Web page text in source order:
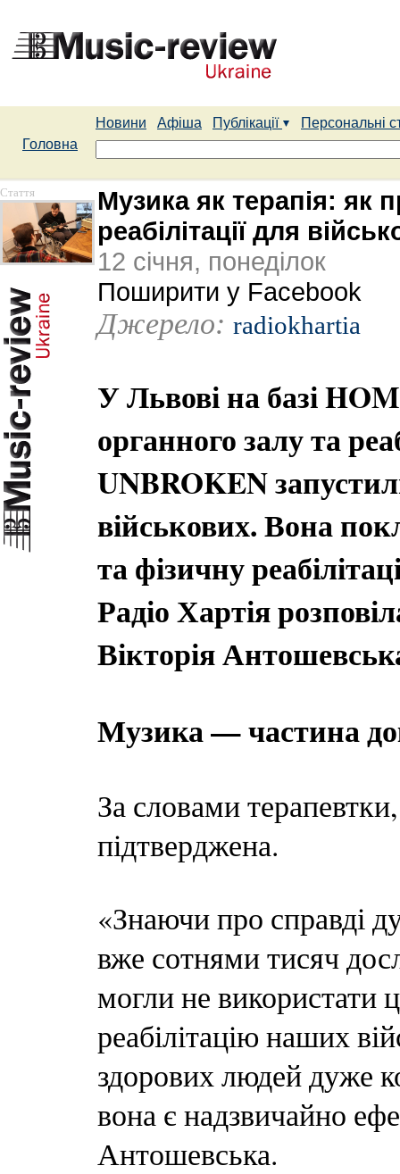
Новини Афіша Публікації
Персональні
Головна
Стаття
Музика як терапія: як
реабілітації для
12 січня, понеділок
Поширити у Facebook
Джерело: radiokhartia
У Львові на базі
органного залу та
UNBROKEN
військових. Вона
та фізичну
Радіо Хартія
Вікторія
Музика — частина
За словами
підтверджена.
«Знаючи про справді
вже сотнями тисяч
могли не використати
реабілітацію наших
здорових людей дуже
вона є надзвичайно
Антошевська.